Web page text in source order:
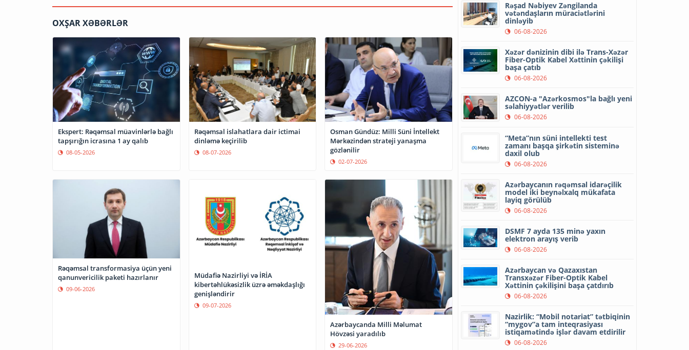
OXŞAR XƏBƏRLƏR
Ekspert: Rəqəmsal müavinlərlə bağlı
tapşırığın icrasına 1 ay qalıb
08-05-2026
Rəqəmsal islahatlara dair ictimai
dinləmə keçirilib
08-07-2026
Osman Gündüz: Milli Süni İntellekt
Mərkəzindən strateji yanaşma
gözlənilir
02-07-2026
Rəqəmsal transformasiya üçün yeni
qanunvericilik paketi hazırlanır
09-06-2026
Müdafiə Nazirliyi və İRİA
kibertəhlükəsizlik üzrə əməkdaşlığı
genişləndirir
09-07-2026
Azərbaycanda Milli Məlumat
Hövzəsi yaradılıb
29-06-2026
Rəşad Nəbiyev Zəngilanda
vətəndaşların müraciətlərini
dinləyib
06-08-2026
Xəzər dənizinin dibi ilə Trans-Xəzər
Fiber-Optik Kabel Xəttinin çəkilişi
başa çatıb
06-08-2026
AZCON-a "Azərkosmos"la bağlı yeni
səlahiyyətlər verilib
06-08-2026
“Meta”nın süni intellekti test
zamanı başqa şirkətin sisteminə
daxil olub
06-08-2026
Azərbaycanın rəqəmsal idarəçilik
model iki beynəlxalq mükafata
layiq görülüb
06-08-2026
DSMF 7 ayda 135 minə yaxın
elektron arayış verib
06-08-2026
Azərbaycan və Qazaxıstan
Transxəzər Fiber-Optik Kabel
Xəttinin çəkilişini başa çatdırıb
06-08-2026
Nazirlik: “Mobil notariat” tətbiqinin
“mygov”a tam inteqrasiyası
istiqamətində işlər davam etdirilir
06-08-2026